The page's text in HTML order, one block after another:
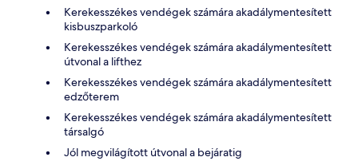
Kerekesszékes vendégek számára akadálymentesített
kisbuszparkoló
Kerekesszékes vendégek számára akadálymentesített
útvonal a lifthez
Kerekesszékes vendégek számára akadálymentesített
edzőterem
Kerekesszékes vendégek számára akadálymentesített
társalgó
Jól megvilágított útvonal a bejáratig